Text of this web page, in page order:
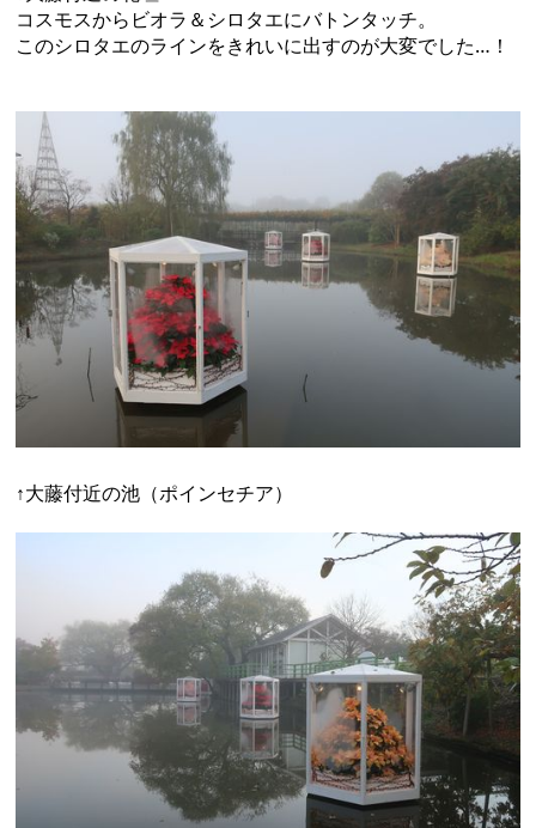
コスモスからビオラ＆シロタエにバトンタッチ。
このシロタエのラインをきれいに出すのが大変でした…！
↑大藤付近の池（ポインセチア）